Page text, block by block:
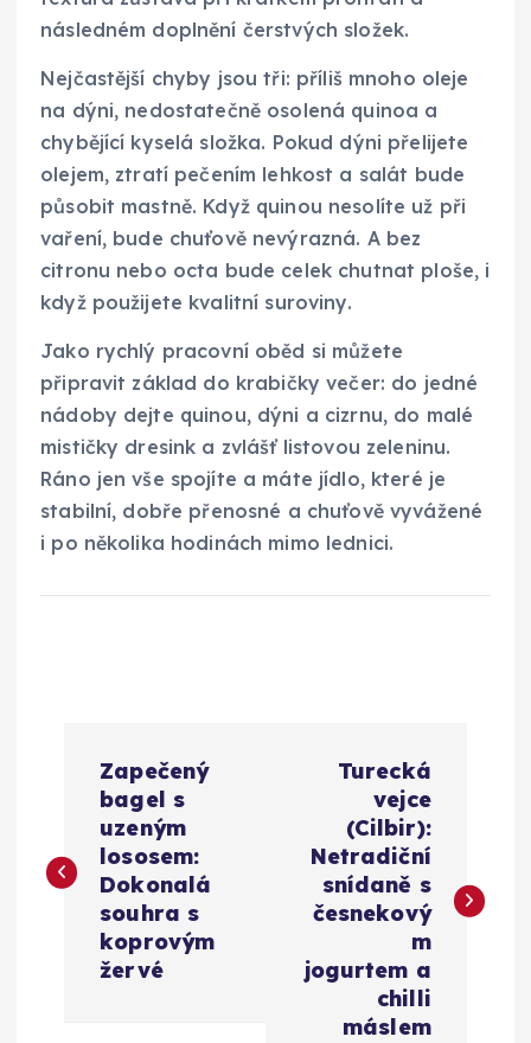
následném doplnění čerstvých složek.
Nejčastější chyby jsou tři: příliš mnoho oleje
na dýni, nedostatečně osolená quinoa a
chybějící kyselá složka. Pokud dýni přelijete
olejem, ztratí pečením lehkost a salát bude
působit mastně. Když quinou nesolíte už při
vaření, bude chuťově nevýrazná. A bez
citronu nebo octa bude celek chutnat ploše, i
když použijete kvalitní suroviny.
Jako rychlý pracovní oběd si můžete
připravit základ do krabičky večer: do jedné
nádoby dejte quinou, dýni a cizrnu, do malé
mističky dresink a zvlášť listovou zeleninu.
Ráno jen vše spojíte a máte jídlo, které je
stabilní, dobře přenosné a chuťově vyvážené
i po několika hodinách mimo lednici.
v
Zapečený
bagel s
uzeným
lososem:
Dokonalá
souhra s
koprovým
žervé
Turecká
vejce
(Cilbir):
Netradiční
snídaně s
česnekový
m
jogurtem a
chilli
máslem